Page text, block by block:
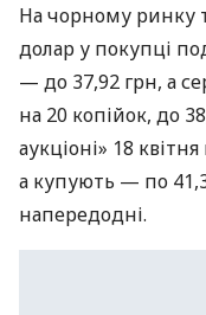
На чорному ринку
долар у покупці
— до 37,92 грн, а
на 20 копійок, до
аукціоні» 18
а купують — по
напередодні.